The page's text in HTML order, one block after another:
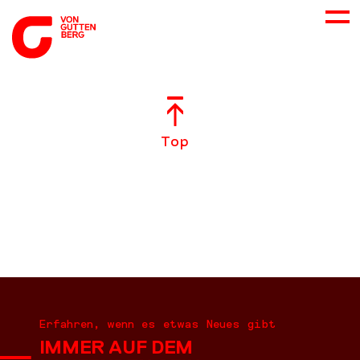
Top
Erfahren, wenn es etwas Neues gibt
IMMER AUF DEM